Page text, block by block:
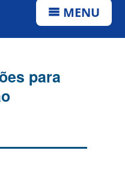
MENU
para